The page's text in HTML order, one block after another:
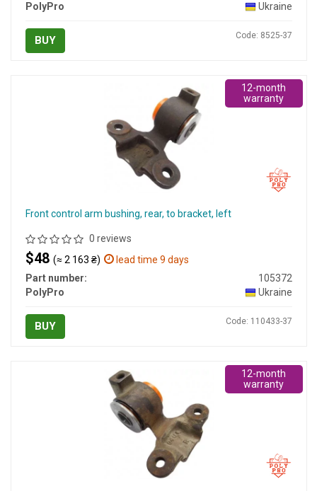
PolyPro
Ukraine
BUY Code: 8525-37
Front control arm bushing, rear, to bracket, left
0 reviews
$48 (≈ 2 163 ₴)
lead time 9 days
Part number:
105372
PolyPro
Ukraine
BUY Code: 110433-37
12-month
warranty
12-month
warranty